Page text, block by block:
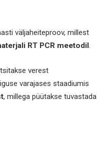
väljaheiteproov, millest
RT PCR meetodil .
verest
varajases staadiumis
, millega püütakse tuvastada